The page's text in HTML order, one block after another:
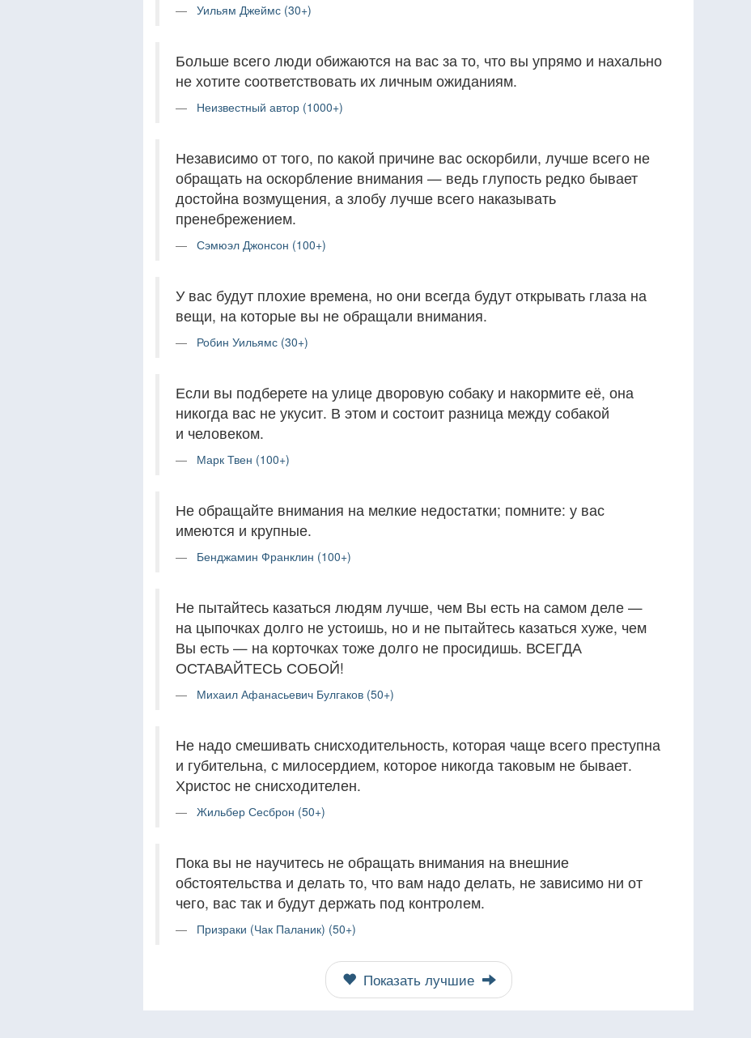
Уильям Джеймс (30+)
Больше всего люди обижаются на вас за то, что вы упрямо и нахально
не хотите соответствовать их личным ожиданиям.
Неизвестный автор (1000+)
Независимо от того, по какой причине вас оскорбили, лучше всего не
обращать на оскорбление внимания — ведь глупость редко бывает
достойна возмущения, а злобу лучше всего наказывать
пренебрежением.
Сэмюэл Джонсон (100+)
У вас будут плохие времена, но они всегда будут открывать глаза на
вещи, на которые вы не обращали внимания.
Робин Уильямс (30+)
Если вы подберете на улице дворовую собаку и накормите её, она
никогда вас не укусит. В этом и состоит разница между собакой
и человеком.
Марк Твен (100+)
Не обращайте внимания на мелкие недостатки; помните: у вас
имеются и крупные.
Бенджамин Франклин (100+)
Не пытайтесь казаться людям лучше, чем Вы есть на самом деле —
на цыпочках долго не устоишь, но и не пытайтесь казаться хуже, чем
Вы есть — на корточках тоже долго не просидишь. ВСЕГДА
ОСТАВАЙТЕСЬ СОБОЙ!
Михаил Афанасьевич Булгаков (50+)
Не надо смешивать снисходительность, которая чаще всего преступна
и губительна, с милосердием, которое никогда таковым не бывает.
Христос не снисходителен.
Жильбер Сесброн (50+)
Пока вы не научитесь не обращать внимания на внешние
обстоятельства и делать то, что вам надо делать, не зависимо ни от
чего, вас так и будут держать под контролем.
Призраки (Чак Паланик) (50+)
Показать лучшие